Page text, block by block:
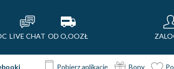
LIVE CHAT OD O,OOZŁ
Pobierz aplikację Bony